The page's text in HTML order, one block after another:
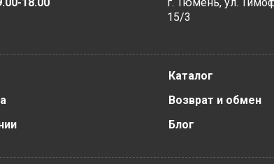
15/3
Каталог
Возврат и обмен
Блог